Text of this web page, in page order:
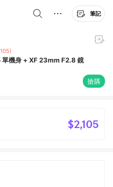
筆記
單機身 + XF 23mm F2.8 鏡
搶購
$2,105